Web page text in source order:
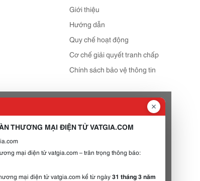
Giới thiệu
Hướng dẫn
Quy chế hoạt động
Cơ chế giải quyết tranh chấp
Chính sách bảo vệ thông tin
THƯƠNG MẠI ĐIỆN TỬ VATGIA.COM
mại điện tử vatgia.com – trân trọng thông báo:
mại điện tử vatgia.com kể từ ngày31 tháng 3 năm